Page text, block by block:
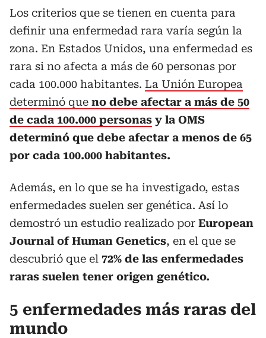
Los criterios que se tienen en cuenta para
definir una enfermedad rara varía según la
zona. En Estados Unidos, una enfermedad es
rara si no afecta a más de 60 personas por
cada 100.000 habitantes. La Unión Europea
determinó que no debe afectar a más de 50
de cada 100.000 personas y la OMS
determinó que debe afectar a menos de 65
por cada 100.000 habitantes.
Además, en lo que se ha investigado, estas
enfermedades suelen ser genética. Así lo
demostró un estudio realizado por European
Journal of Human Genetics, en el que se
descubrió que el 72% de las enfermedades
raras suelen tener origen genético.
5 enfermedades más raras del
mundo